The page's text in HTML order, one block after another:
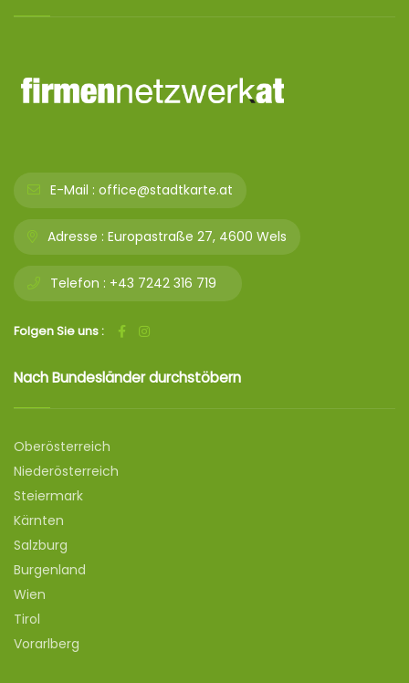
E-Mail : office@stadtkarte.at
Adresse : Europastraße 27, 4600 Wels
Telefon : +43 7242 316 719
Folgen Sie uns :
Nach Bundesländer durchstöbern
Oberösterreich
Niederösterreich
Steiermark
Kärnten
Salzburg
Burgenland
Wien
Tirol
Vorarlberg